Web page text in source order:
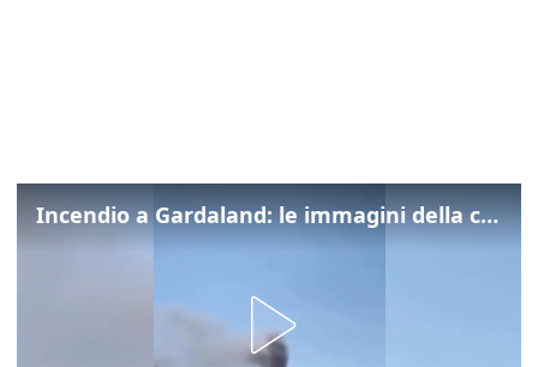
Incendio a Gardaland: le immagini della colonna di fumo